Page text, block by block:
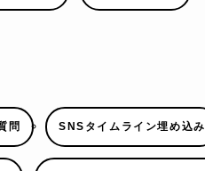
問 SNSタイムライン埋め込み